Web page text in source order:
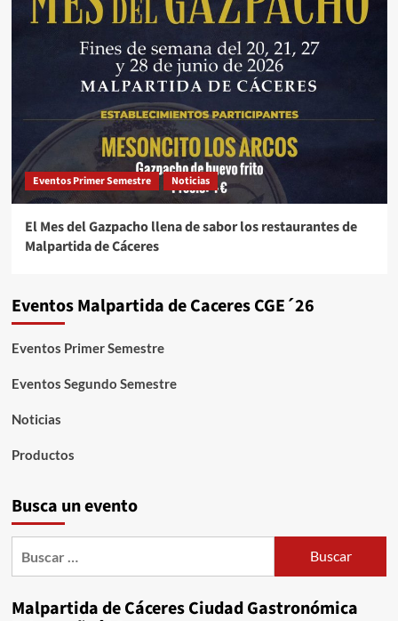
Eventos Primer Semestre Noticias
El Mes del Gazpacho llena de sabor los restaurantes de
Malpartida de Cáceres
Eventos Malpartida de Caceres CGE´26
Eventos Primer Semestre
Eventos Segundo Semestre
Noticias
Productos
Busca un evento
Malpartida de Cáceres Ciudad Gastronómica